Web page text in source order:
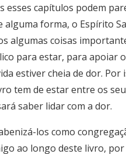
esses capítulos podem
alguma forma, o Espírito
algumas coisas
para estar, para apoiar
estiver cheia de dor. Por
tem de estar entre os
saber lidar com a dor.
los como
ao longo deste livro,